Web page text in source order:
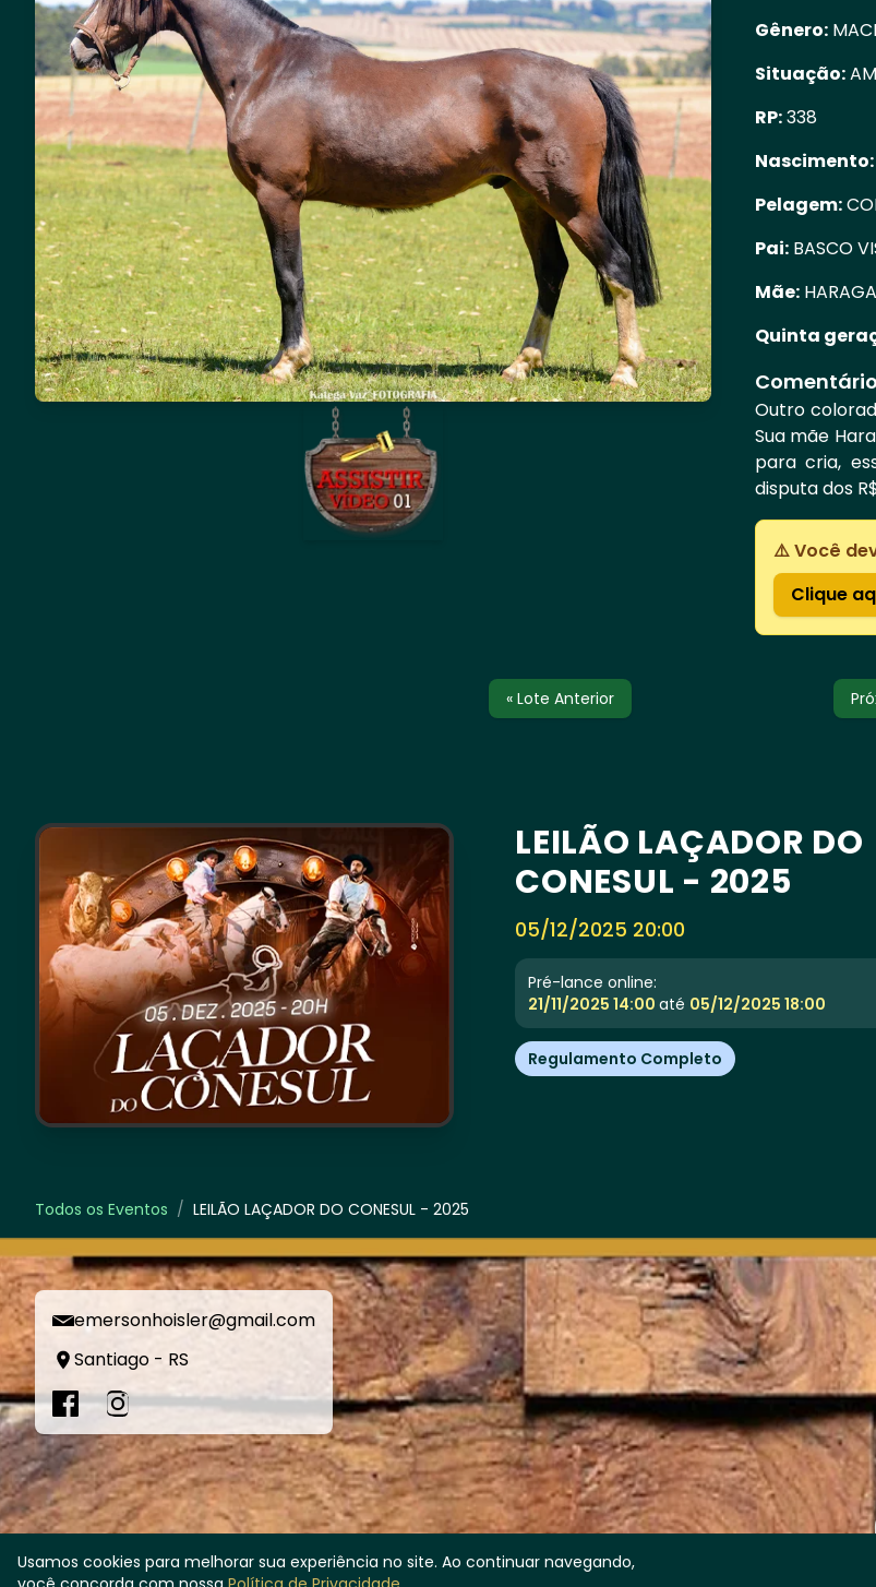
Gênero:
Situação:
RP:338
Nascimento:
Pelagem:
Pai: BASCO
Mãe:
Quinta
Outro
Sua mãe
para cria,
disputa dos
⚠️ Você
Clique
« Lote Anterior
LEILÃO LAÇADOR DO
CONESUL - 2025
05/12/2025 20:00
Pré-lance online:
21/11/2025 14:00 até 05/12/2025 18:00
Regulamento Completo
Todos os Eventos / LEILÃO LAÇADOR DO CONESUL - 2025
emersonhoisler@gmail.com
Santiago - RS
Usamos cookies para melhorar sua experiência no site. Ao continuar navegando,